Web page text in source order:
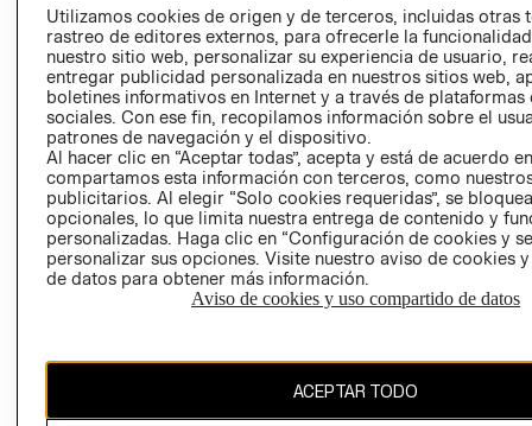
AVISO DE
PRIVACIDAD
GIFT CARD
AVISO DE
COOKIES
Chile ($)
Utilizamos cookies de origen y de terceros, incluidas otras
rastreo de editores externos, para ofrecerle la
nuestro sitio web, personalizar su experiencia de usuario,
entregar publicidad personalizada en nuestros sitios web,
boletines informativos en Internet y a través de plataformas
sociales. Con ese fin, recopilamos información sobre el
patrones de navegación y el dispositivo.
Al hacer clic en “Aceptar todas”, acepta y está de acuerdo
compartamos esta información con terceros, como
publicitarios. Al elegir “Solo cookies requeridas”, se
opcionales, lo que limita nuestra entrega de contenido y
personalizadas. Haga clic en “Configuración de cookies y
personalizar sus opciones. Visite nuestro aviso de cookies
de datos para obtener más información.
Aviso de cookies y uso compartido de datos
ACEPTAR TODO